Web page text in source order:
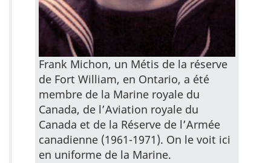
Frank Michon, un Métis de la réserve
de Fort William, en Ontario, a été
membre de la Marine royale du
Canada, de l’Aviation royale du
Canada et de la Réserve de l’Armée
canadienne (1961-1971). On le voit ici
en uniforme de la Marine.